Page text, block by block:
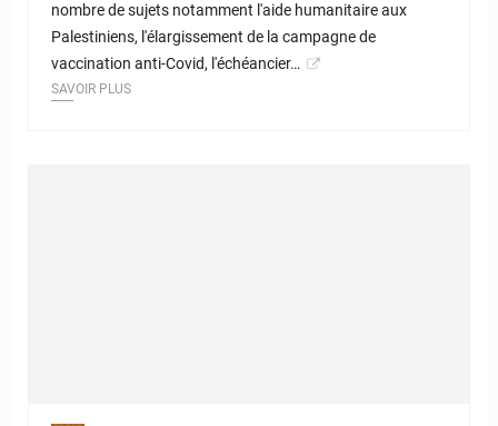
nombre de sujets notamment l'aide humanitaire aux
Palestiniens, l'élargissement de la campagne de
vaccination anti-Covid, l'échéancier…
SAVOIR PLUS